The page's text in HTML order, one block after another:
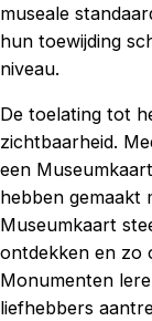
museale
hun toewijding
niveau.
De toelating tot
zichtbaarheid.
een
hebben gemaakt
Museumkaart
ontdekken en zo
Monumenten
liefhebbers